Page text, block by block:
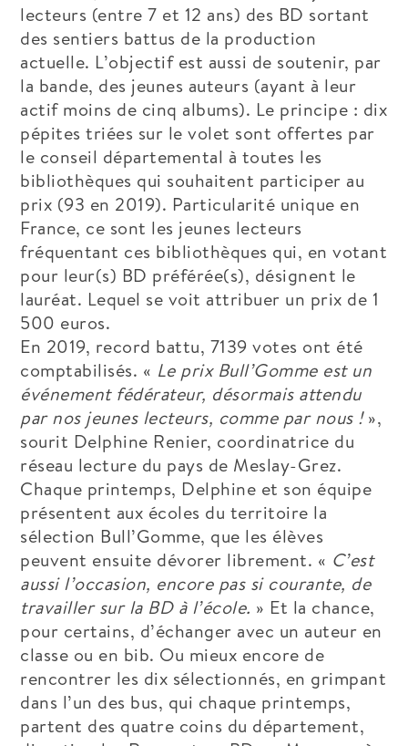
lecteurs (entre 7 et 12 ans) des BD sortant
des sentiers battus de la production
actuelle. L’objectif est aussi de soutenir, par
la bande, des jeunes auteurs (ayant à leur
actif moins de cinq albums). Le principe : dix
pépites triées sur le volet sont offertes par
le conseil départemental à toutes les
bibliothèques qui souhaitent participer au
prix (93 en 2019). Particularité unique en
France, ce sont les jeunes lecteurs
fréquentant ces bibliothèques qui, en votant
pour leur(s) BD préférée(s), désignent le
lauréat. Lequel se voit attribuer un prix de 1
500 euros.
En 2019, record battu, 7139 votes ont été
comptabilisés. « Le prix Bull’Gomme est un
événement fédérateur, désormais attendu
par nos jeunes lecteurs, comme par nous !»,
sourit Delphine Renier, coordinatrice du
réseau lecture du pays de Meslay-Grez.
Chaque printemps, Delphine et son équipe
présentent aux écoles du territoire la
sélection Bull’Gomme, que les élèves
peuvent ensuite dévorer librement. « C’est
aussi l’occasion, encore pas si courante, de
travailler sur la BD à l’école. » Et la chance,
pour certains, d’échanger avec un auteur en
classe ou en bib. Ou mieux encore de
rencontrer les dix sélectionnés, en grimpant
dans l’un des bus, qui chaque printemps,
partent des quatre coins du département,